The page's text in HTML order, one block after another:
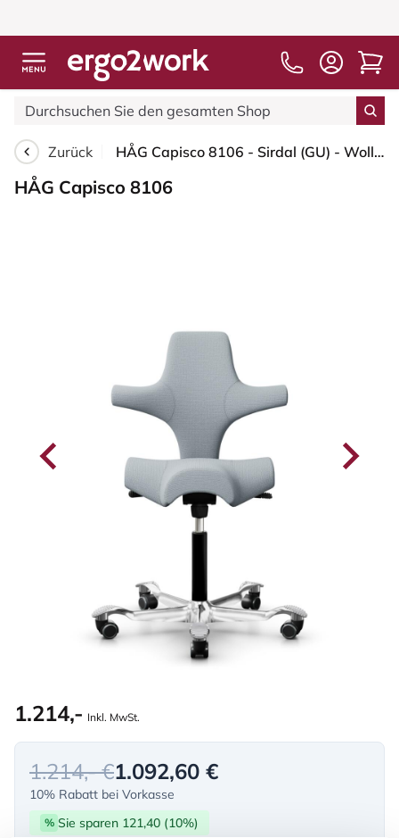
Zurück HÅG Capisco 8106 - Sirdal (GU) - Wolle - SRD120 Light grey - Schwarz - 200 mm (Sitzhöhe 46-64cm) - Weiche Rollen für harte Böden
HÅG Capisco 8106
1.214,- Inkl. MwSt.
1.214,- €1.092,60 €
10% Rabatt bei Vorkasse
% Sie sparen 121,40 (10%)